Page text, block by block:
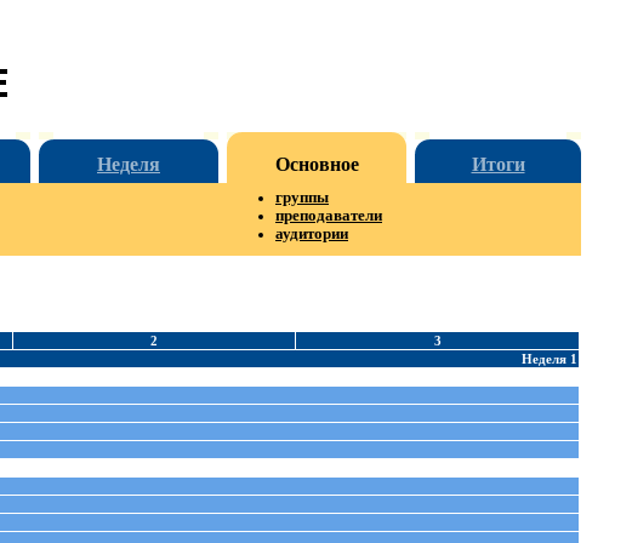
Неделя Основное Итоги
группы
преподаватели
аудитории
2
3
Неделя 1